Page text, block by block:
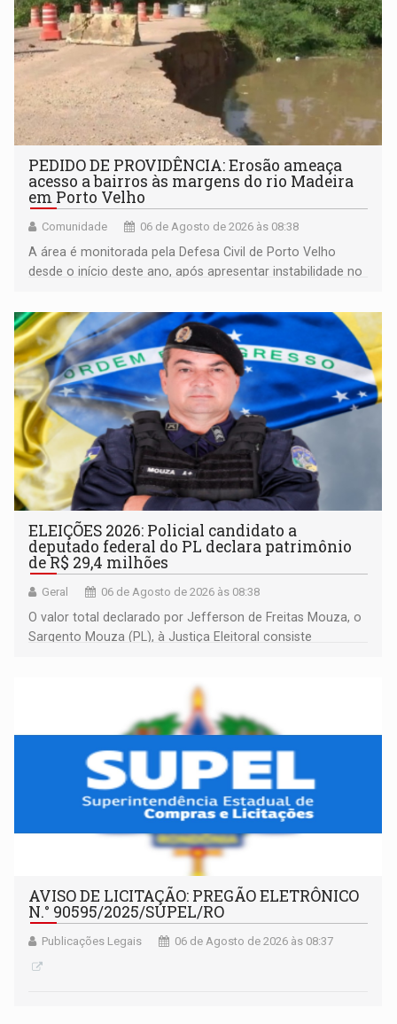
PEDIDO DE PROVIDÊNCIA: Erosão ameaça
acesso a bairros às margens do rio Madeira
em Porto Velho
Comunidade 06 de Agosto de 2026 às 08:38
A área é monitorada pela Defesa Civil de Porto Velho
desde o início deste ano, após apresentar instabilidade no
ELEIÇÕES 2026: Policial candidato a
deputado federal do PL declara patrimônio
de R$ 29,4 milhões
Geral 06 de Agosto de 2026 às 08:38
O valor total declarado por Jefferson de Freitas Mouza, o
Sargento Mouza (PL), à Justiça Eleitoral consiste
AVISO DE LICITAÇÃO: PREGÃO ELETRÔNICO
N.° 90595/2025/SUPEL/RO
Publicações Legais 06 de Agosto de 2026 às 08:37